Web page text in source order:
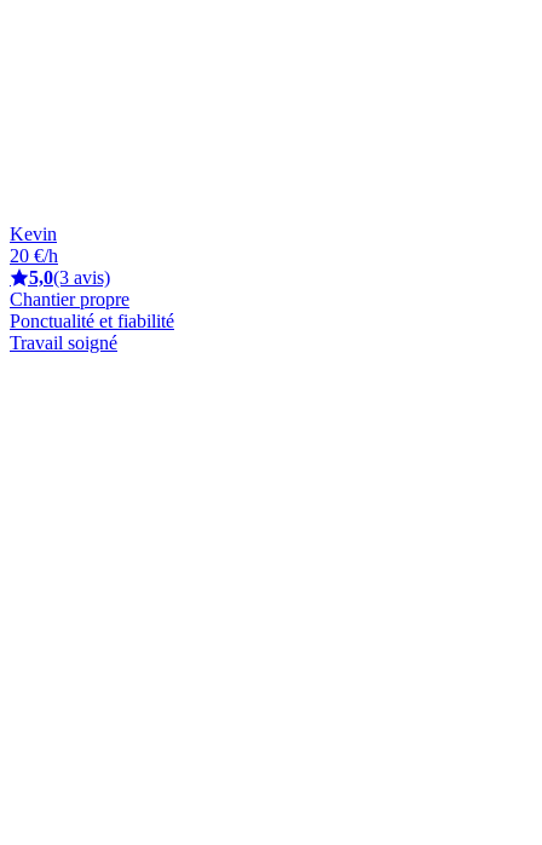
Kevin
20 €/h
5,0(3 avis)
Chantier propre
Ponctualité et fiabilité
Travail soigné